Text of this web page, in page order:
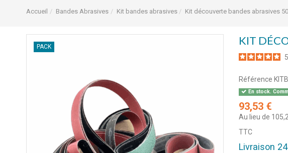
Accueil Bandes Abrasives Kit bandes abrasives Kit découverte bandes abrasives
PACK KIT
5
Référence
En stock.
93,53 €
Au lieu de
TTC
Livraison